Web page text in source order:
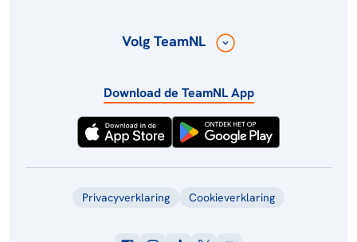
Volg TeamNL
Download de TeamNL App
Privacyverklaring Cookieverklaring